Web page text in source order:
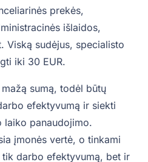
prekės,
išlaidos,
Viską sudėjus, specialisto
iki 30 EUR.
sumą, todėl būtų
efektyvumą ir siekti
laiko panaudojimo.
įmonės vertė, o tinkami
darbo efektyvumą, bet ir